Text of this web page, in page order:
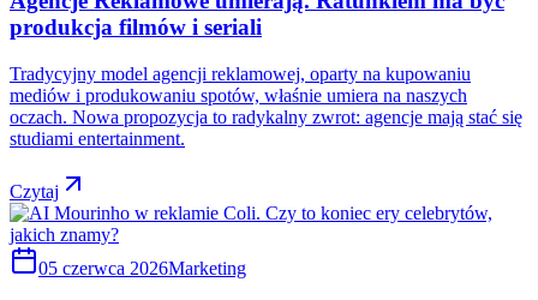
produkcja filmów i seriali
Tradycyjny model agencji reklamowej, oparty na kupowaniu
mediów i produkowaniu spotów, właśnie umiera na naszych
oczach. Nowa propozycja to radykalny zwrot: agencje mają stać się
studiami entertainment.
Czytaj
05 czerwca 2026Marketing